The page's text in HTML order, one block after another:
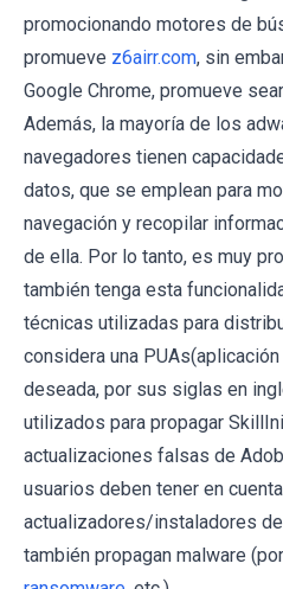
promocionando motores de
promueve z6airr.com, sin
Google Chrome, promueve
Además, la mayoría de los
navegadores tienen
datos, que se emplean para
navegación y recopilar
de ella. Por lo tanto, es muy
también tenga esta
técnicas utilizadas para
considera una
deseada, por sus siglas en
utilizados para propagar
actualizaciones falsas de
usuarios deben tener en
actualizadores/instaladores
también propagan malware